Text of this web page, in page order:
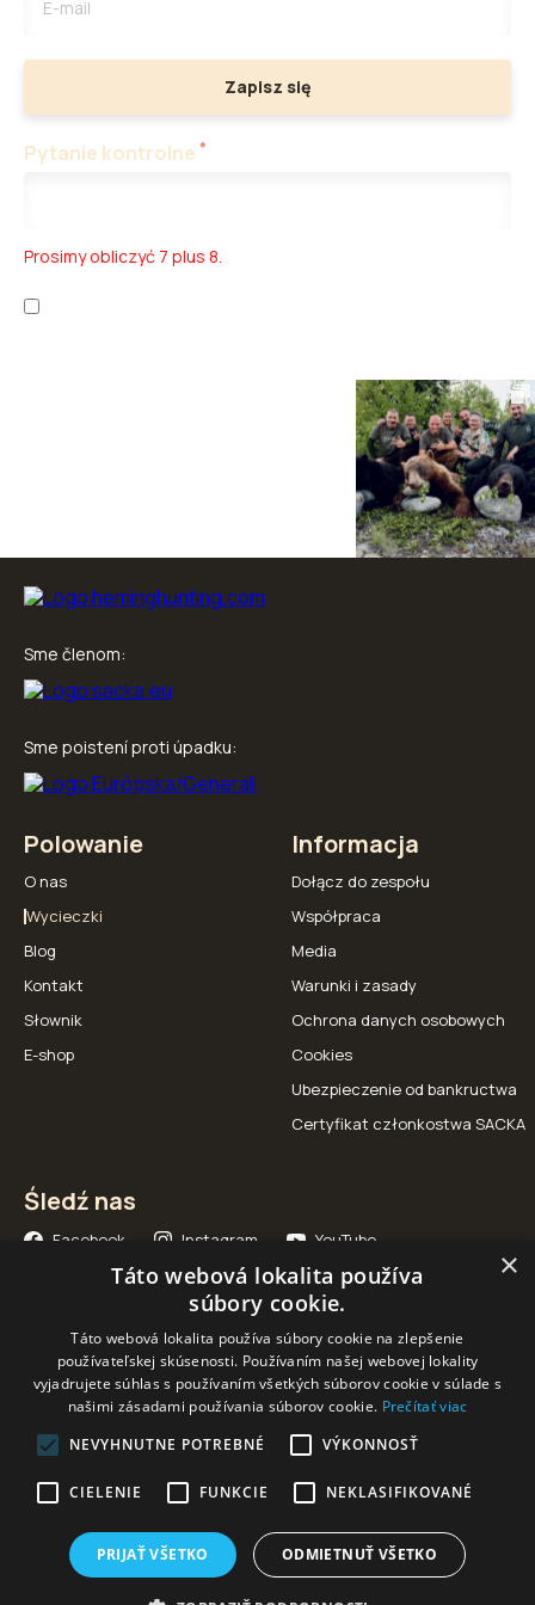
Zapisz się
Pytanie kontrolne *
Prosimy obliczyć 7 plus 8.
Sme členom:
Sme poistení proti úpadku:
Polowanie
O nas
Wycieczki
Blog
Kontakt
Słownik
E-shop
Informacja
Dołącz do zespołu
Współpraca
Media
Warunki i zasady
Ochrona danych osobowych
Cookies
Ubezpieczenie od bankructwa
Certyfikat członkostwa SACKA
Śledź nas
Facebook Instagram YouTube
Nasi partnerzy
×
Táto webová lokalita používa
súbory cookie.
Táto webová lokalita používa súbory cookie na zlepšenie
používateľskej skúsenosti. Používaním našej webovej lokality
vyjadrujete súhlas s používaním všetkých súborov cookie v súlade s
našimi zásadami používania súborov cookie. Prečítať viac
NEVYHNUTNE POTREBNÉ
VÝKONNOSŤ
CIELENIE FUNKCIE NEKLASIFIKOVANÉ
PRIJAŤ VŠETKO ODMIETNUŤ VŠETKO